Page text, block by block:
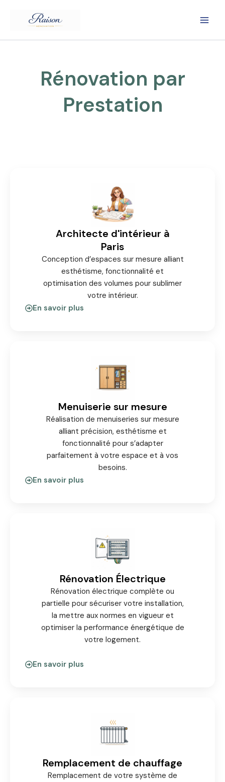
Rénovation par
Prestation
Architecte d'intérieur à
Paris
Conception d’espaces sur mesure alliant
esthétisme, fonctionnalité et
optimisation des volumes pour sublimer
votre intérieur.
En savoir plus
Menuiserie sur mesure
Réalisation de menuiseries sur mesure
alliant précision, esthétisme et
fonctionnalité pour s’adapter
parfaitement à votre espace et à vos
besoins.
En savoir plus
Rénovation Électrique
Rénovation électrique complète ou
partielle pour sécuriser votre installation,
la mettre aux normes en vigueur et
optimiser la performance énergétique de
votre logement.
En savoir plus
Remplacement de chauffage​
Remplacement de votre système de